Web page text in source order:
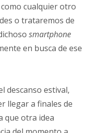
cualquier otro
o trataremos de
smartphone
en busca de ese
descanso estival,
llegar a finales de
que otra idea